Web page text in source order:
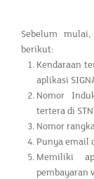
Sebelum
berikut:
Kendaraan
aplikasi
Nomor
tertera di
Nomor
Punya email
Memiliki
pembayaran